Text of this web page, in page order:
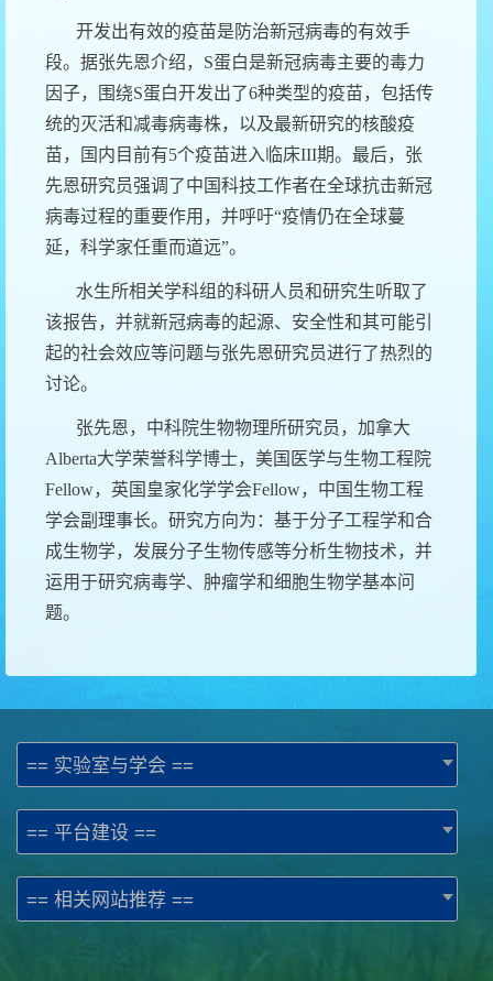
开发出有效的疫苗是防治新冠病毒的有效手
段。据张先恩介绍， S蛋白是新冠病毒主要的毒力
因子，围绕S蛋白开发出了6种类型的疫苗，包括传
统的灭活和减毒病毒株，以及最新研究的核酸疫
苗，国内目前有5个疫苗进入临床III期。最后，张
先恩研究员强调了中国科技工作者在全球抗击新冠
病毒过程的重要作用，并呼吁“疫情仍在全球蔓
延，科学家任重而道远”。
水生所相关学科组的科研人员和研究生听取了
该报告，并就新冠病毒的起源、安全性和其可能引
起的社会效应等问题与张先恩研究员进行了热烈的
讨论。
张先恩，中科院生物物理所研究员，加拿大
Alberta大学荣誉科学博士，美国医学与生物工程院
Fellow，英国皇家化学学会Fellow，中国生物工程
学会副理事长。研究方向为：基于分子工程学和合
成生物学，发展分子生物传感等分析生物技术，并
运用于研究病毒学、肿瘤学和细胞生物学基本问
题。
== 实验室与学会 ==
== 平台建设 ==
== 相关网站推荐 ==